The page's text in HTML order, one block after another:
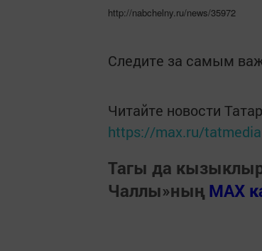
http://nabchelny.ru/news/35972
Следите за самым
Читайте новости
https://max.ru/tatmedia
Тагы да
Чаллы»ның MAX